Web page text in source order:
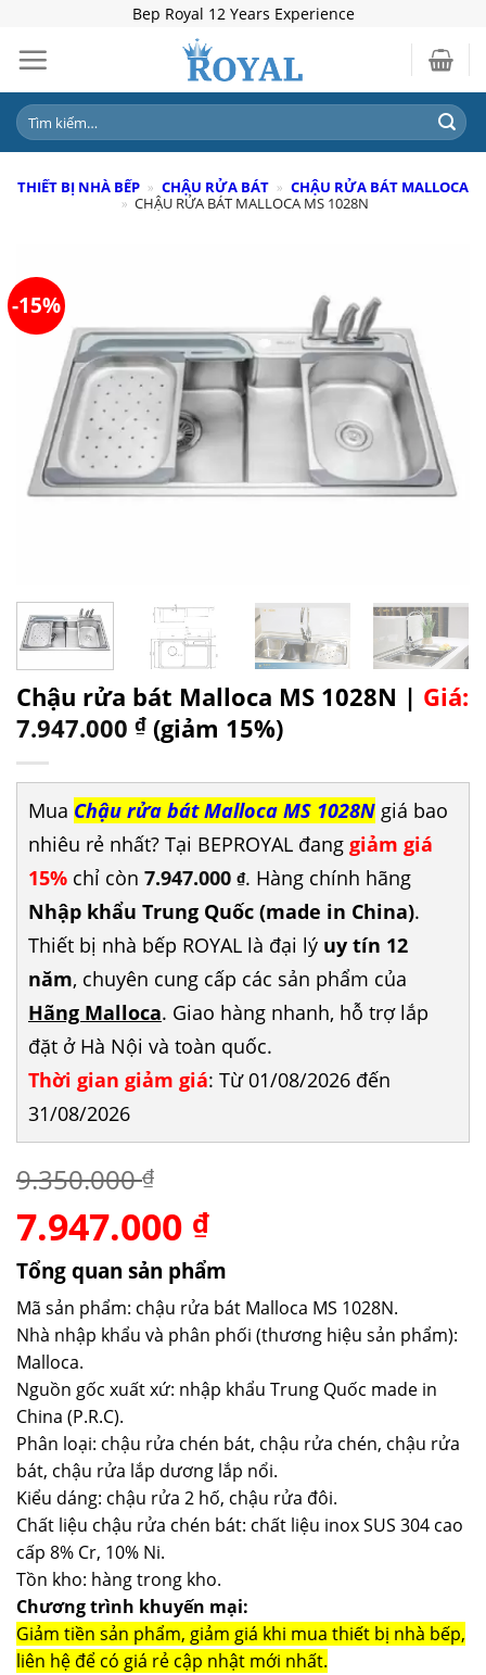
content
Bep Royal 12 Years Experience
Tìm
kiếm:
THIẾT BỊ NHÀ BẾP » CHẬU RỬA BÁT » CHẬU RỬA BÁT MALLOCA
» CHẬU RỬA BÁT MALLOCA MS 1028N
-15%
Chậu rửa bát Malloca MS 1028N | Giá:
7.947.000 ₫ (giảm 15%)
Mua Chậu rửa bát Malloca MS 1028N giá bao
nhiêu rẻ nhất? Tại BEPROYAL đang giảm giá
15% chỉ còn 7.947.000 ₫. Hàng chính hãng
Nhập khẩu Trung Quốc (made in China).
Thiết bị nhà bếp ROYAL là đại lý uy tín 12
năm, chuyên cung cấp các sản phẩm của
Hãng Malloca. Giao hàng nhanh, hỗ trợ lắp
đặt ở Hà Nội và toàn quốc.
Thời gian giảm giá: Từ 01/08/2026 đến
31/08/2026
9.350.000₫
Giá
gốc
là:
9.350.000 ₫.
7.947.000 ₫Giá
tại
là:
7.947.000 ₫.
Tổng quan sản phẩm
Mã sản phẩm: chậu rửa bát Malloca MS 1028N.
Nhà nhập khẩu và phân phối (thương hiệu sản phẩm):
Malloca.
Nguồn gốc xuất xứ: nhập khẩu Trung Quốc made in
China (P.R.C).
Phân loại: chậu rửa chén bát, chậu rửa chén, chậu rửa
bát, chậu rửa lắp dương lắp nổi.
Kiểu dáng: chậu rửa 2 hố, chậu rửa đôi.
Chất liệu chậu rửa chén bát: chất liệu inox SUS 304 cao
cấp 8% Cr, 10% Ni.
Tồn kho: hàng trong kho.
Chương trình khuyến mại:
Giảm tiền sản phẩm, giảm giá khi mua thiết bị nhà bếp,
liên hệ để có giá rẻ cập nhật mới nhất.